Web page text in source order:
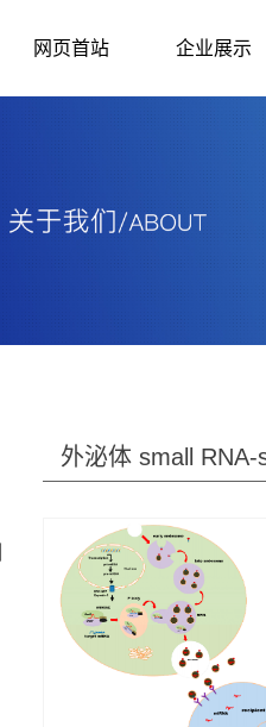
网页首站 企业展示
外泌体 small RNA-